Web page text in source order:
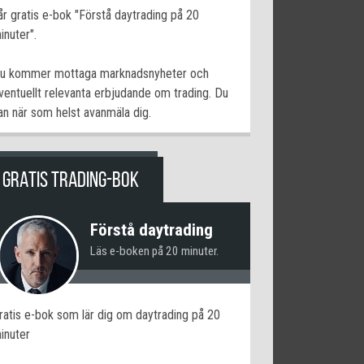
gratis e-bok "Förstå daytrading på 20
kommer mottaga marknadsnyheter och
relevanta erbjudande om trading. Du
när som helst avanmäla dig.
GRATIS TRADING-BOK
Förstå daytrading
Läs e-boken på 20 minuter.
e-bok som lär dig om daytrading på 20